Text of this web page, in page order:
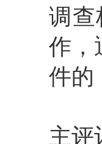
调查
作，
件的
主评